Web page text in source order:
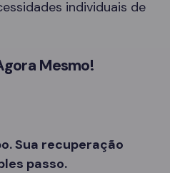
individuais de
Mesmo!
Sua recuperação
passo.